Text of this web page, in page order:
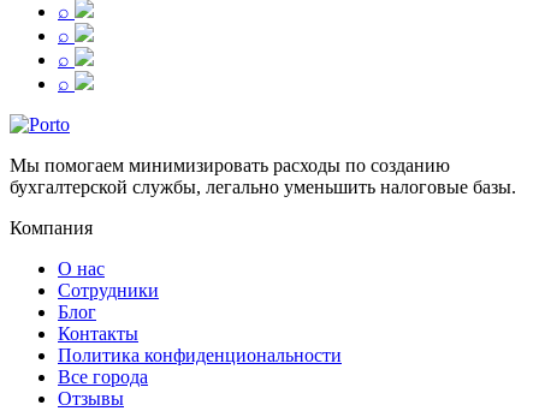
⌕
⌕
⌕
⌕
Мы помогаем минимизировать расходы по созданию
бухгалтерской службы, легально уменьшить налоговые базы.
Компания
О нас
Сотрудники
Блог
Контакты
Политика конфиденциональности
Все города
Отзывы